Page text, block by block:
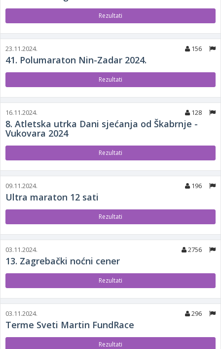
Rezultati
23.11.2024. 156
41. Polumaraton Nin-Zadar 2024.
Rezultati
16.11.2024. 128
8. Atletska utrka Dani sjećanja od Škabrnje -
Vukovara 2024
Rezultati
09.11.2024. 196
Ultra maraton 12 sati
Rezultati
03.11.2024. 2756
13. Zagrebački noćni cener
Rezultati
03.11.2024. 296
Terme Sveti Martin FundRace
Rezultati